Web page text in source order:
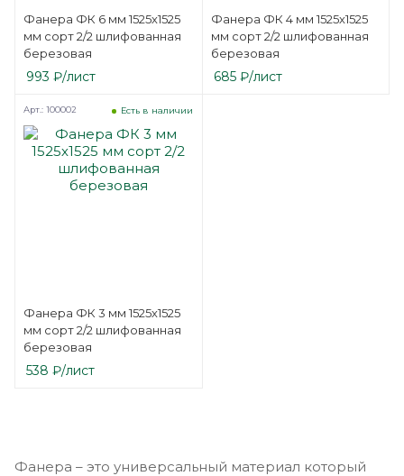
Фанера ФК 6 мм 1525х1525
мм сорт 2/2 шлифованная
березовая
993 ₽/лист
Фанера ФК 4 мм 1525х1525
мм сорт 2/2 шлифованная
березовая
685₽/лист
Фанера ФК 3 мм 1525х1525
мм сорт 2/2 шлифованная
березовая
Есть в наличии
Арт.: 100002
538 ₽/лист
Фанера – это универсальный материал который